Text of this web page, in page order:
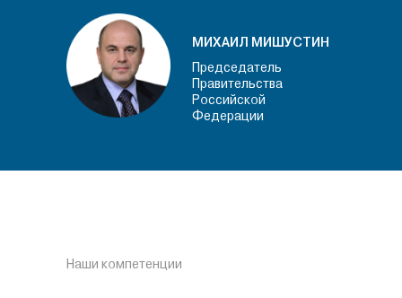
МИХАИЛ МИШУСТИН
Председатель
Правительства
Российской
Федерации
Наши компетенции